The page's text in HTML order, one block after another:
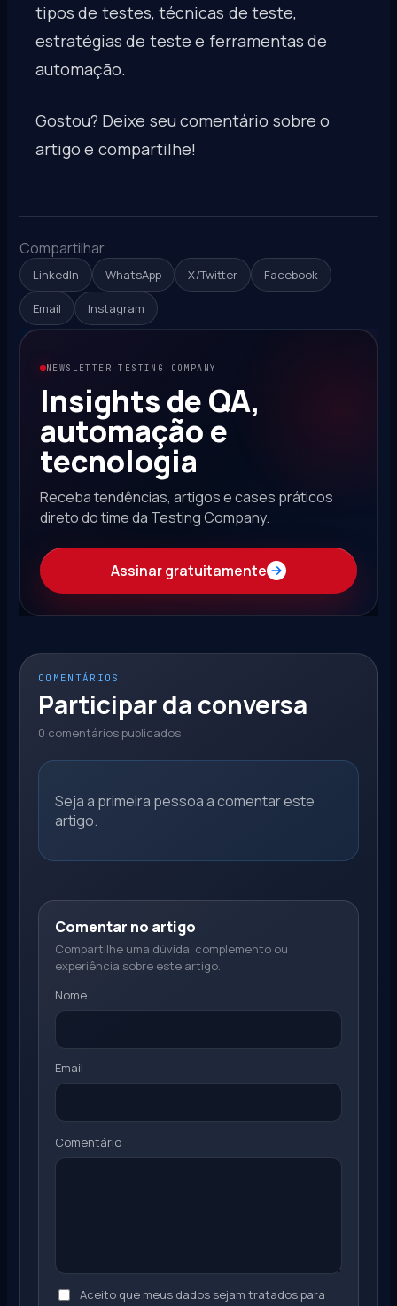
tipos de testes, técnicas de teste,
estratégias de teste e ferramentas de
automação.
Gostou? Deixe seu comentário sobre o
artigo e compartilhe!
Compartilhar
LinkedIn WhatsApp X/Twitter Facebook
Email Instagram
NEWSLETTER TESTING COMPANY
Insights de QA,
automação e
tecnologia
Receba tendências, artigos e cases práticos
direto do time da Testing Company.
Assinar gratuitamente
COMENTÁRIOS
Participar da conversa
0 comentários publicados
Seja a primeira pessoa a comentar este
artigo.
Comentar no artigo
Compartilhe uma dúvida, complemento ou
experiência sobre este artigo.
Nome
Email
Comentário
Aceito que meus dados sejam tratados para